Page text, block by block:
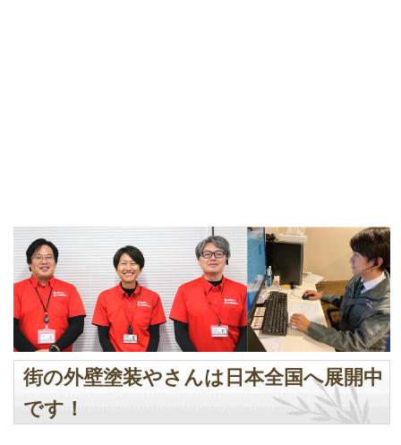
街の外壁塗装やさんは日本全国へ展開中
です！